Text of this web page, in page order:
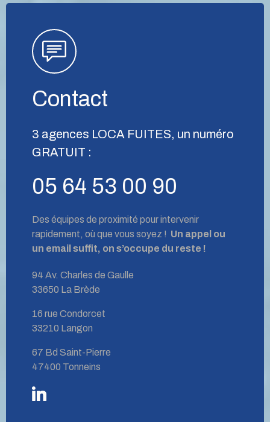
Contact
3 agences LOCA FUITES, un numéro
GRATUIT :
05 64 53 00 90
Des équipes de proximité pour intervenir
rapidement, où que vous soyez ! Un appel ou
un email suffit, on s’occupe du reste !
94 Av. Charles de Gaulle
33650 La Brède
16 rue Condorcet
33210 Langon
67 Bd Saint-Pierre
47400 Tonneins